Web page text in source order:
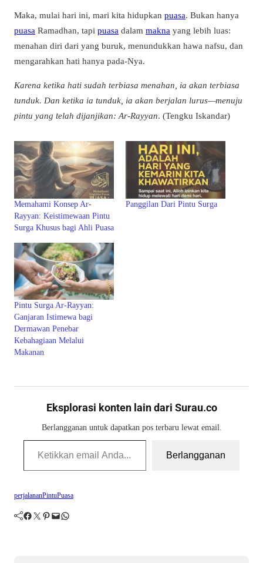
Maka, mulai hari ini, mari kita hidupkan puasa. Bukan hanya
puasa Ramadhan, tapi puasa dalam makna yang lebih luas:
menahan diri dari yang buruk, menundukkan hawa nafsu, dan
mengarahkan hati hanya pada-Nya.
Karena ketika hati sudah terbiasa menahan, ia akan terbiasa
tunduk. Dan ketika ia tunduk, ia akan berjalan lurus—menuju
pintu yang telah dijanjikan: Ar-Rayyan. (Tengku Iskandar)
Memahami Konsep Ar-
Rayyan: Keistimewaan Pintu
Surga Khusus bagi Ahli Puasa
Panggilan Dari Pintu Surga
Pintu Surga Ar-Rayyan:
Ganjaran Istimewa bagi
Dermawan Penebar
Kebahagiaan Melalui
Makanan
Eksplorasi konten lain dari Surau.co
Berlangganan untuk dapatkan pos terbaru lewat email.
Ketikkan email Anda...
Berlangganan
perjalananPintuPuasa
Facebook Twitter Pinterest Mail WhatsApp